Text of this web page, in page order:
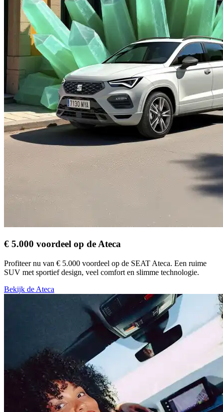
€ 5.000 voordeel op de Ateca
Profiteer nu van € 5.000 voordeel op de SEAT Ateca. Een ruime
SUV met sportief design, veel comfort en slimme technologie.
Bekijk de Ateca